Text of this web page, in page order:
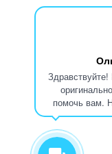
помочь вам.